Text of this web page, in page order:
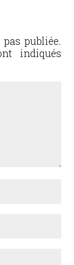
publiée.
indiqués